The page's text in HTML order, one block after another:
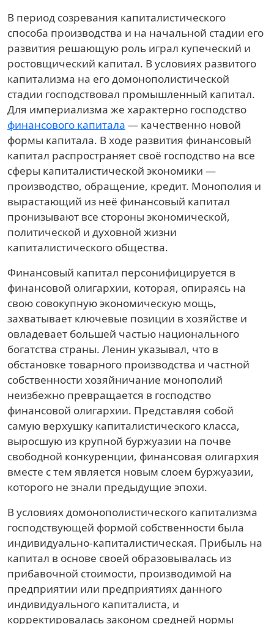
В период созревания капиталистического
способа производства и на начальной стадии его
развития решающую роль играл купеческий и
ростовщический капитал. В условиях развитого
капитализма на его домонополистической
стадии господствовал промышленный капитал.
Для империализма же характерно господство
финансового капитала — качественно новой
формы капитала. В ходе развития финансовый
капитал распространяет своё господство на все
сферы капиталистической экономики —
производство, обращение, кредит. Монополия и
вырастающий из неё финансовый капитал
пронизывают все стороны экономической,
политической и духовной жизни
капиталистического общества.
Финансовый капитал персонифицируется в
финансовой олигархии, которая, опираясь на
свою совокупную экономическую мощь,
захватывает ключевые позиции в хозяйстве и
овладевает большей частью национального
богатства страны. Ленин указывал, что в
обстановке товарного производства и частной
собственности хозяйничание монополий
неизбежно превращается в господство
финансовой олигархии. Представляя собой
самую верхушку капиталистического класса,
выросшую из крупной буржуазии на почве
свободной конкуренции, финансовая олигархия
вместе с тем является новым слоем буржуазии,
которого не знали предыдущие эпохи.
В условиях домонополистического капитализма
господствующей формой собственности была
индивидуально-капиталистическая. Прибыль на
капитал в основе своей образовывалась из
прибавочной стоимости, производимой на
предприятии или предприятиях данного
индивидуального капиталиста, и
корректировалась законом средней нормы